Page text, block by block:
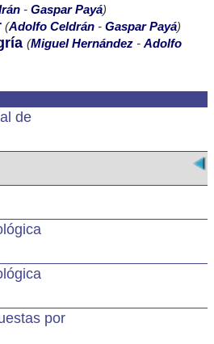
de
por
- Gaspar Payá)
(Adolfo Celdrán - Gaspar Payá)
(Miguel Hernández - Adolfo